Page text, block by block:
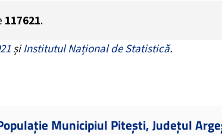
117621.
șiInstitutul Național de Statistică.
Municipiul Pitești, Județul